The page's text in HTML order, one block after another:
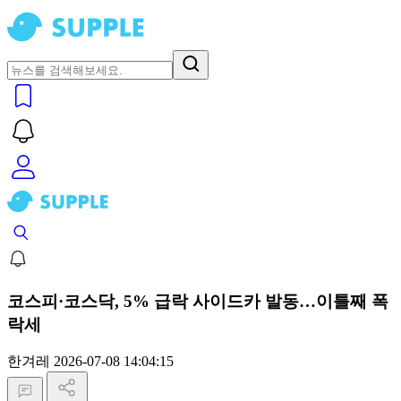
코스피·코스닥, 5% 급락 사이드카 발동…이틀째 폭
락세
한겨레 2026-07-08 14:04:15